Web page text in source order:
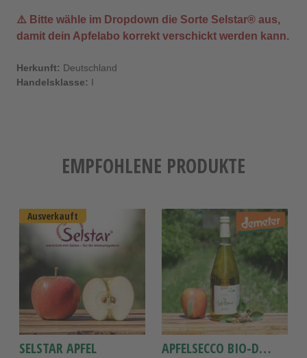
⚠️ Bitte wähle im Dropdown die Sorte Selstar®aus,
damit dein Apfelabo korrekt verschickt werden kann.
Herkunft: Deutschland
Handelsklasse: I
EMPFOHLENE PRODUKTE
Ausverkauft
SELSTAR APFEL APFELSECCO BIO-DEMETER 0,75L